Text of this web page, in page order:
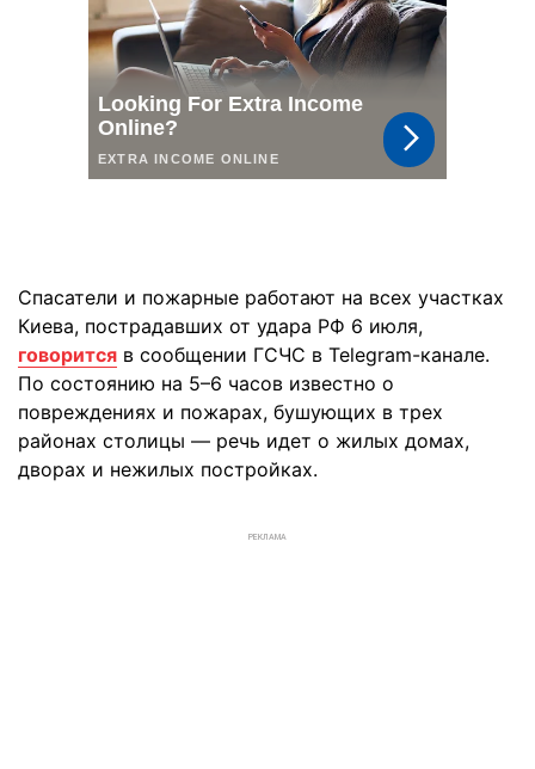
Спасатели и пожарные работают на всех участках
Киева, пострадавших от удара РФ 6 июля,
говорится в сообщении ГСЧС в Telegram-канале.
По состоянию на 5–6 часов известно о
повреждениях и пожарах, бушующих в трех
районах столицы — речь идет о жилых домах,
дворах и нежилых постройках.
РЕКЛАМА